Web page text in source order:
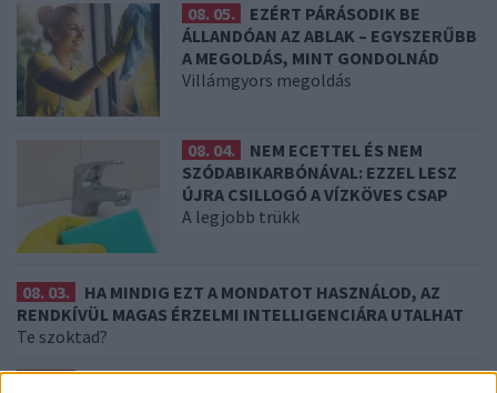
08. 05.
EZÉRT PÁRÁSODIK BE
ÁLLANDÓAN AZ ABLAK – EGYSZERŰBB
A MEGOLDÁS, MINT GONDOLNÁD
Villámgyors megoldás
08. 04.
NEM ECETTEL ÉS NEM
SZÓDABIKARBÓNÁVAL: EZZEL LESZ
ÚJRA CSILLOGÓ A VÍZKÖVES CSAP
A legjobb trükk
08. 03.
HA MINDIG EZT A MONDATOT HASZNÁLOD, AZ
RENDKÍVÜL MAGAS ÉRZELMI INTELLIGENCIÁRA UTALHAT
Te szoktad?
08. 02.
SOKAN ROSSZUL TÁROLJÁK A GYÓGYSZEREIKET –